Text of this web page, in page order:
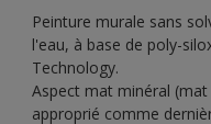
Peinture murale sans
l'eau, à base de poly-
Technology.
Aspect mat minéral
approprié comme